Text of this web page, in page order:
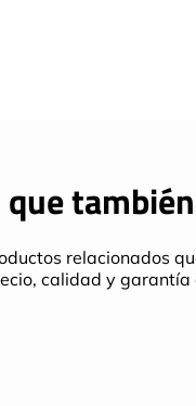
relacionados
calidad y garantía